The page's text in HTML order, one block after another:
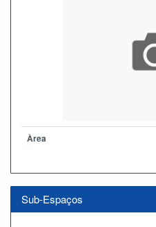
Àrea
Sub-Espaços